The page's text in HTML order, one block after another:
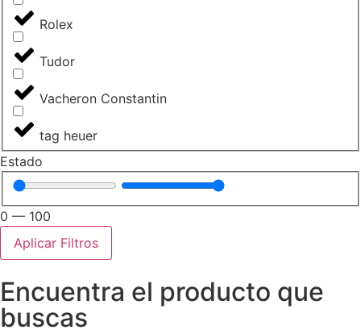
Rolex
Tudor
Vacheron Constantin
tag heuer
Estado
0 — 100
Aplicar Filtros
Encuentra el producto que
buscas